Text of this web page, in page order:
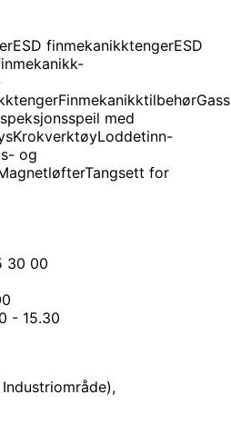
ESD finmekanikktengerESD
Finmekanikktilbehør
med
KrokverktøyLoddetinn-
og
Tangsett for
30 00
- 15.30